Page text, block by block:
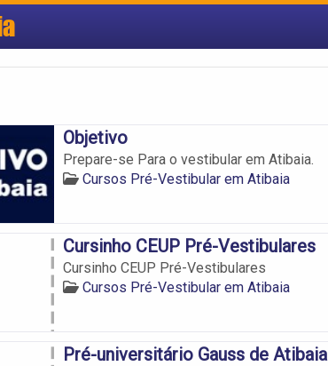
Objetivo
Prepare-se Para o vestibular em Atibaia.
Cursos Pré-Vestibular em Atibaia
Cursinho CEUP Pré-Vestibulares
Cursinho CEUP Pré-Vestibulares
Cursos Pré-Vestibular em Atibaia
Pré-universitário Gauss de Atibaia